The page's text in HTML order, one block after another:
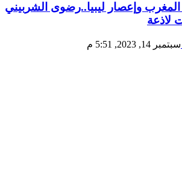
وإعصار ليبيا..رضوى الشربيني
لاذعة
سبتمبر 14, 2023, 5:51 م